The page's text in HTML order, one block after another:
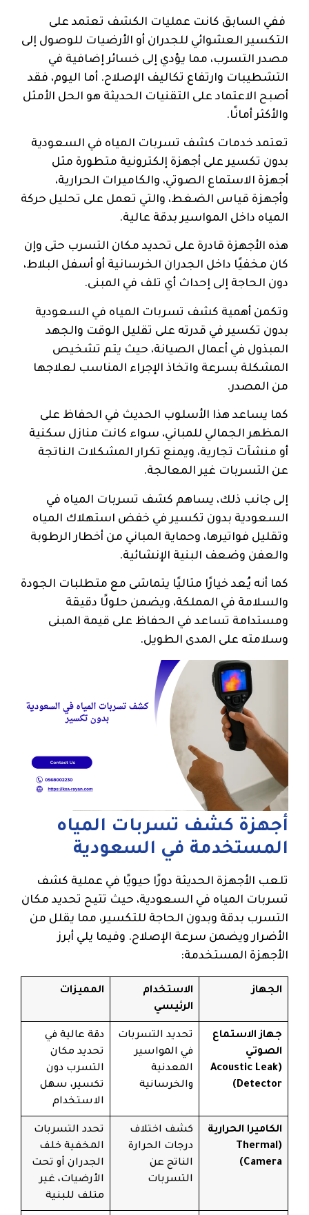
ففي السابق كانت عمليات الكشف تعتمد على
التكسير العشوائي للجدران أو الأرضيات للوصول إلى
مصدر التسرب، مما يؤدي إلى خسائر إضافية في
التشطيبات وارتفاع تكاليف الإصلاح. أما اليوم، فقد
أصبح الاعتماد على التقنيات الحديثة هو الحل الأمثل
والأكثر أمانًا.
تعتمد خدمات كشف تسربات المياه في السعودية
بدون تكسير على أجهزة إلكترونية متطورة مثل
أجهزة الاستماع الصوتي، والكاميرات الحرارية،
وأجهزة قياس الضغط، والتي تعمل على تحليل حركة
المياه داخل المواسير بدقة عالية.
هذه الأجهزة قادرة على تحديد مكان التسرب حتى وإن
كان مخفيًا داخل الجدران الخرسانية أو أسفل البلاط،
دون الحاجة إلى إحداث أي تلف في المبنى.
وتكمن أهمية كشف تسربات المياه في السعودية
بدون تكسير في قدرته على تقليل الوقت والجهد
المبذول في أعمال الصيانة، حيث يتم تشخيص
المشكلة بسرعة واتخاذ الإجراء المناسب لعلاجها
من المصدر.
كما يساعد هذا الأسلوب الحديث في الحفاظ على
المظهر الجمالي للمباني، سواء كانت منازل سكنية
أو منشآت تجارية، ويمنع تكرار المشكلات الناتجة
عن التسربات غير المعالجة.
إلى جانب ذلك، يساهم كشف تسربات المياه في
السعودية بدون تكسير في خفض استهلاك المياه
وتقليل فواتيرها، وحماية المباني من أخطار الرطوبة
والعفن وضعف البنية الإنشائية.
كما أنه يُعد خيارًا مثاليًا يتماشى مع متطلبات الجودة
والسلامة في المملكة، ويضمن حلولًا دقيقة
ومستدامة تساعد في الحفاظ على قيمة المبنى
وسلامته على المدى الطويل.
أجهزة كشف تسربات المياه
المستخدمة في السعودية
تلعب الأجهزة الحديثة دورًا حيويًا في عملية كشف
تسربات المياه في السعودية، حيث تتيح تحديد مكان
التسرب بدقة وبدون الحاجة للتكسير، مما يقلل من
الأضرار ويضمن سرعة الإصلاح. وفيما يلي أبرز
الأجهزة المستخدمة:
الجهاز
الاستخدام
الرئيسي
المميزات
جهاز الاستماع
الصوتي
(Acoustic Leak
Detector)
تحديد التسربات
في المواسير
المعدنية
والخرسانية
دقة عالية في
تحديد مكان
التسرب دون
تكسير، سهل
الاستخدام
الكاميرا الحرارية
(Thermal
Camera)
كشف اختلاف
درجات الحرارة
الناتج عن
التسربات
تحدد التسربات
المخفية خلف
الجدران أو تحت
الأرضيات، غير
متلف للبنية